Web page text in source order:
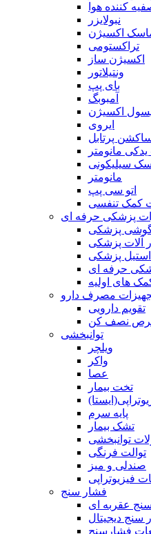
کننده هوا
نبولایزر
اکسیژن
تراکستومی
اکسیژن ساز
ونتیلاتور
بای پپ
آمبوبگ
اکسیژن
ایروی
پرتابل
مانومتر
سیلیکونی
مانومتر
اتو سی پپ
کمک تنفسی
پزشکی حرفه ای
پزشکی
آلات پزشکی
پزشکی
حرفه ای
های اولیه
مصرف دارو
تقویم دارویی
نصف کن
توانبخشی
ویلچر
واکر
عصا
تخت بیمار
پایه سرم
تشک بیمار
توانبخشی
توالت فرنگی
صندلی و میز
فیزیوتراپی
فشار سنج
عقربه ای
سنج دیجیتال
فشارسنج